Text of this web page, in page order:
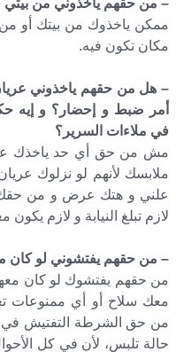
– من حقهم ياخذوني من بيتي
ممكن ياخذوك من بيتك أو
مكان تكون فيه.
– هل من حقهم ياخذوني
أمر ضبط و إحضار؟ و إيه
في ملاءات السرير؟
مش من حق أي حد ياخذك
ملابسك لأنهم لو نزلوك
علني و هتك عرض و من
لازم تبلغ النيابة و لازم
– من حقهم يفتشوني لو كان
من حقهم يفتشوك لو كان
معك سلاح أو أي ممنوعات
من حق الشرطة التفتيش في
حالة تلبس، لأن في كل